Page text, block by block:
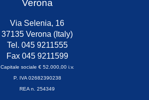
Verona
Via Selenia, 16
37135 Verona (Italy)
Tel. 045 9211555
Fax 045 9211599
Capitale sociale € 52.000,00 i.v.
P. IVA 02682390238
REA n. 254349